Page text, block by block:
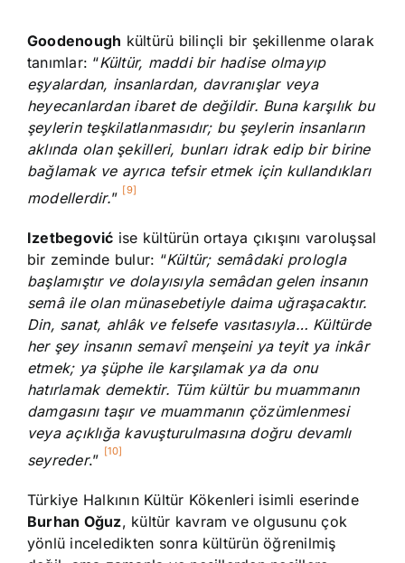
Goodenough kültürü bilinçli bir şekillenme olarak
tanımlar: “Kültür, maddi bir hadise olmayıp
eşyalardan, insanlardan, davranışlar veya
heyecanlardan ibaret de değildir. Buna karşılık bu
şeylerin teşkilatlanmasıdır; bu şeylerin insanların
aklında olan şekilleri, bunları idrak edip bir birine
bağlamak ve ayrıca tefsir etmek için kullandıkları
modellerdir.” [9]
Izetbegović ise kültürün ortaya çıkışını varoluşsal
bir zeminde bulur: “Kültür; semâdaki prologla
başlamıştır ve dolayısıyla semâdan gelen insanın
semâ ile olan münasebetiyle daima uğraşacaktır.
Din, sanat, ahlâk ve felsefe vasıtasıyla… Kültürde
her şey insanın semavî menşeini ya teyit ya inkâr
etmek; ya şüphe ile karşılamak ya da onu
hatırlamak demektir. Tüm kültür bu muammanın
damgasını taşır ve muammanın çözümlenmesi
veya açıklığa kavuşturulmasına doğru devamlı
seyreder.” [10]
Türkiye Halkının Kültür Kökenleri isimli eserinde
Burhan Oğuz, kültür kavram ve olgusunu çok
yönlü inceledikten sonra kültürün öğrenilmiş